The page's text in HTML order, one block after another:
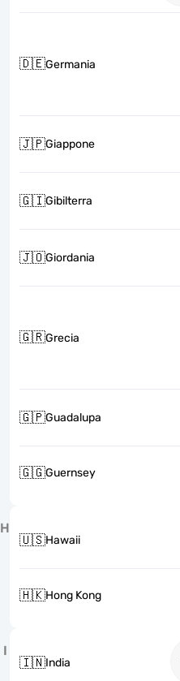
🇩🇪Germania
🇯🇵Giappone
🇬🇮Gibilterra
🇯🇴Giordania
🇬🇷Grecia
🇬🇵Guadalupa
🇬🇬Guernsey
H
🇺🇸Hawaii
🇭🇰Hong Kong
I
🇮🇳India